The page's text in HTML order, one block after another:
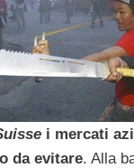
i mercati
da evitare. Alla